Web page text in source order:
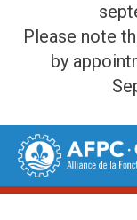
Please note
by
Skip
content